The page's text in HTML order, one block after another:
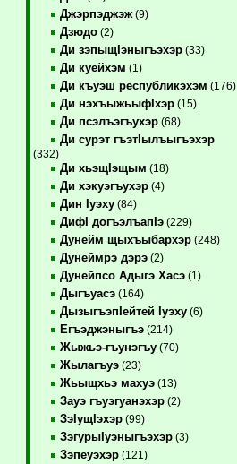
Джэрпэджэж(9)
Дзюдо(2)
Ди зэпыщIэныгъэхэр(33)
Ди куейхэм (1)
Ди къуэш республикэхэм (176)
Ди нэхъыжьыфIхэр(15)
Ди псэлъэгъухэр(68)
Ди сурэт гъэтIылъыгъэхэр
(332)
Ди хьэщIэщым (18)
Ди хэкуэгъухэр(4)
Дин Iуэху(84)
ДифI догъэлъапIэ(229)
Дунейм щыхъыбархэр(248)
Дунеймрэ дэрэ(2)
Дунейпсо Адыгэ Хасэ(1)
Дыгъуасэ(164)
ДызыгъэпIейтей Iуэху(6)
Егъэджэныгъэ(214)
Жыжьэ-гъунэгъу(70)
Жылагъуэ(23)
Жьыщхьэ махуэ(13)
Зауэ гъуэгуанэхэр(2)
ЗэIущIэхэр(99)
ЗэгурыIуэныгъэхэр(3)
Зэпеуэхэр(121)